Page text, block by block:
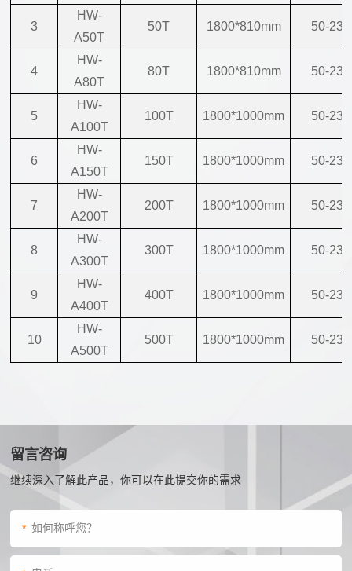
3
HW-
A50T
50T 1800*810mm 50-230
4
HW-
A80T
80T 1800*810mm 50-230
5
HW-
A100T
100T 1800*1000mm 50-230
6
HW-
A150T
150T 1800*1000mm 50-230
7
HW-
A200T
200T 1800*1000mm 50-230
8
HW-
A300T
300T 1800*1000mm 50-230
9
HW-
A400T
400T 1800*1000mm 50-230
10
HW-
A500T
500T 1800*1000mm 50-230
留言咨询
继续深入了解此产品，你可以在此提交你的需求
*